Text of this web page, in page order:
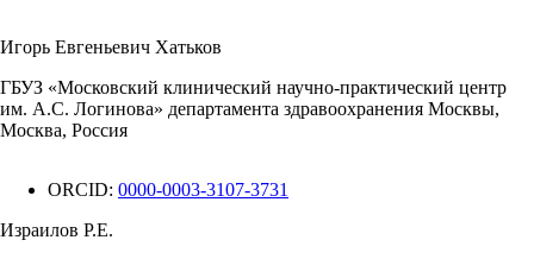
Игорь Евгеньевич Хатьков
ГБУЗ «Московский клинический научно-практический центр
им. А.С. Логинова» департамента здравоохранения Москвы,
Москва, Россия
ORCID: 0000-0003-3107-3731
Израилов Р.Е.